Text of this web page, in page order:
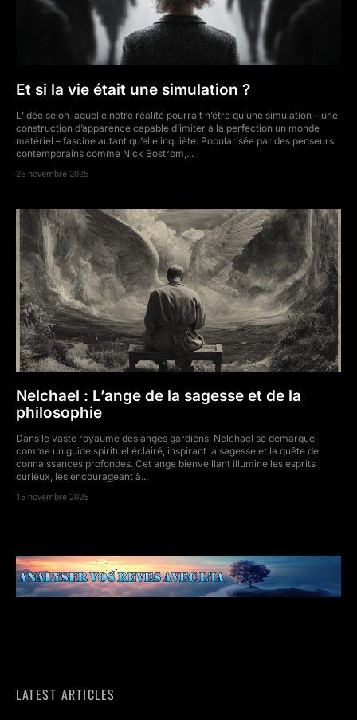
Et si la vie était une simulation ?
L’idée selon laquelle notre réalité pourrait n’être qu’une simulation – une
construction d’apparence capable d’imiter à la perfection un monde
matériel – fascine autant qu’elle inquiète. Popularisée par des penseurs
contemporains comme Nick Bostrom,...
26 novembre 2025
Nelchael : L’ange de la sagesse et de la
philosophie
Dans le vaste royaume des anges gardiens, Nelchael se démarque
comme un guide spirituel éclairé, inspirant la sagesse et la quête de
connaissances profondes. Cet ange bienveillant illumine les esprits
curieux, les encourageant à...
15 novembre 2025
LATEST ARTICLES